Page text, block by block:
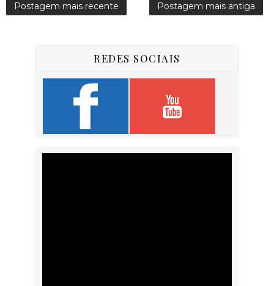
Postagem mais recente Postagem mais antiga
REDES SOCIAIS